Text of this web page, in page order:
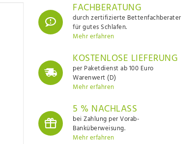
FACHBERATUNG
durch zertifizierte Bettenfachberater
für gutes Schlafen.
Mehr erfahren
KOSTENLOSE LIEFERUNG
per Paketdienst ab 100 Euro
Warenwert (D)
Mehr erfahren
5 % NACHLASS
bei Zahlung per Vorab-
Banküberweisung.
Mehr erfahren